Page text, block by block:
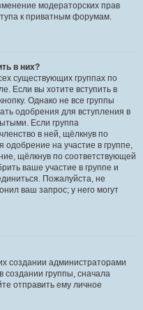
модераторских прав
к приватным форумам.
в них?
существующих группах по
Если вы хотите вступить в
Однако не все группы
одобрения для вступления в
Если группа
в ней, щёлкнув по
одобрение на участие в группе,
щёлкнув по соответствующей
ваше участие в группе и
Пожалуйста, не
ваш запрос; у него могут
создании администраторами
группы, сначала
отправить ему личное